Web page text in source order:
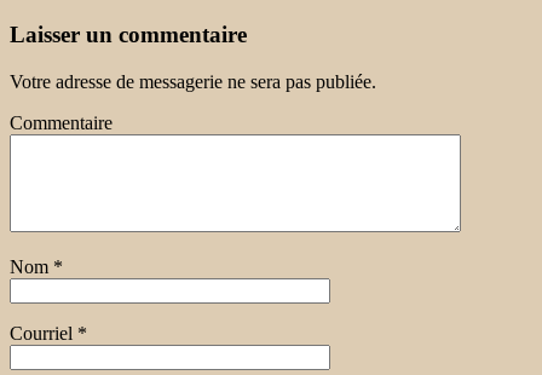
Laisser un commentaire
Votre adresse de messagerie ne sera pas publiée.
Commentaire
Nom *
Courriel *